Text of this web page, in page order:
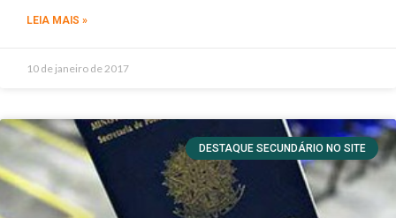
LEIA MAIS »
10 de janeiro de 2017
DESTAQUE SECUNDÁRIO NO SITE